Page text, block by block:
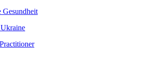
Gesundheit